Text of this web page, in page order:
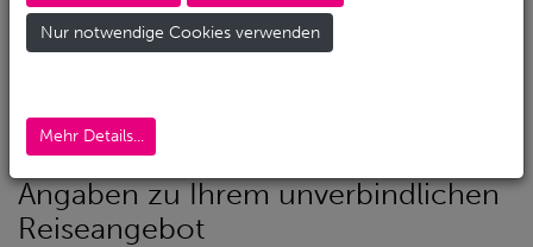
Rückruf nur in dringenden Fällen
Angaben zu Ihrem unverbindlichen
Reiseangebot
Nur notwendige Cookies verwenden
Mehr Details...